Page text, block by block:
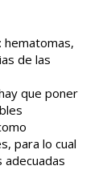
hematomas,
de las
que poner
para lo cual
adecuadas